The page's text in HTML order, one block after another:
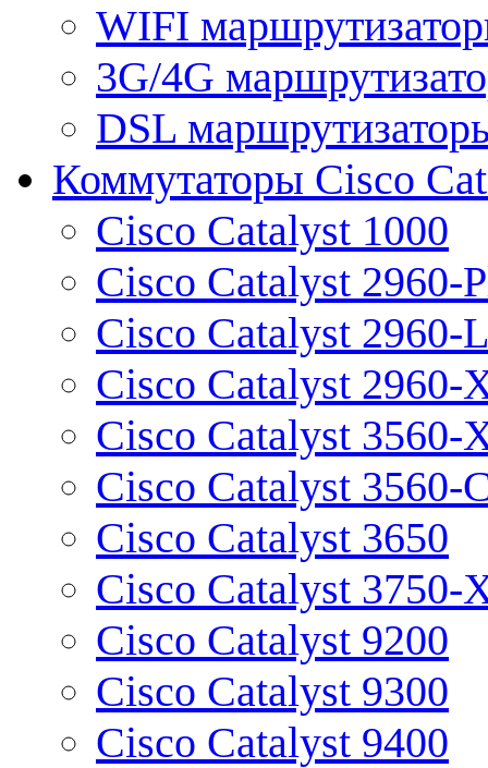
WIFI
3G/4G
DSL
Коммутаторы Cisco
Cisco Catalyst 1000
Cisco Catalyst 2960-
Cisco Catalyst 2960-L
Cisco Catalyst 2960-
Cisco Catalyst 3560-
Cisco Catalyst 3560-
Cisco Catalyst 3650
Cisco Catalyst 3750-
Cisco Catalyst 9200
Cisco Catalyst 9300
Cisco Catalyst 9400